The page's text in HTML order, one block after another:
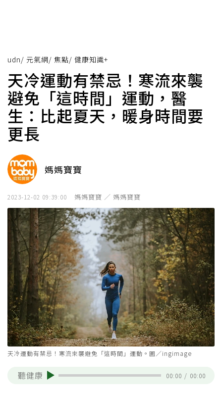
udn/ 元氣網/ 焦點/ 健康知識+
天冷運動有禁忌！寒流來襲
避免「這時間」運動，醫
生：比起夏天，暖身時間要
更長
媽媽寶寶
2023-12-02 09:39:00 媽媽寶寶 ／ 媽媽寶寶
天冷運動有禁忌！寒流來襲避免「這時間」運動。圖／ingimage
聽健康 00:00 / 00:00